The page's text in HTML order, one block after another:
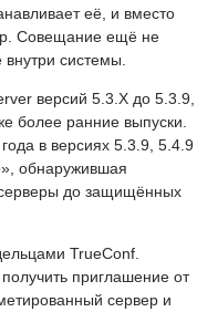
её, и вместо
Совещание ещё не
системы.
версий 5.3.X до 5.3.9,
более ранние выпуски.
в версиях 5.3.9, 5.4.9
», обнаружившая
до защищённых
TrueConf.
приглашение от
сервер и